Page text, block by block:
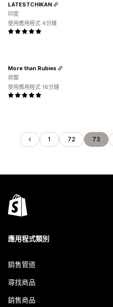
LATESTCHIKAN
印度
使用應用程式 4分鐘
More than Rubies
荷蘭
使用應用程式 16分鐘
1 72 73
應用程式類別
銷售管道
尋找商品
銷售商品